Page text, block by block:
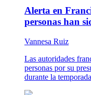
Alerta en
personas han
Vannesa Ruiz
Las autoridades
personas por su
durante la